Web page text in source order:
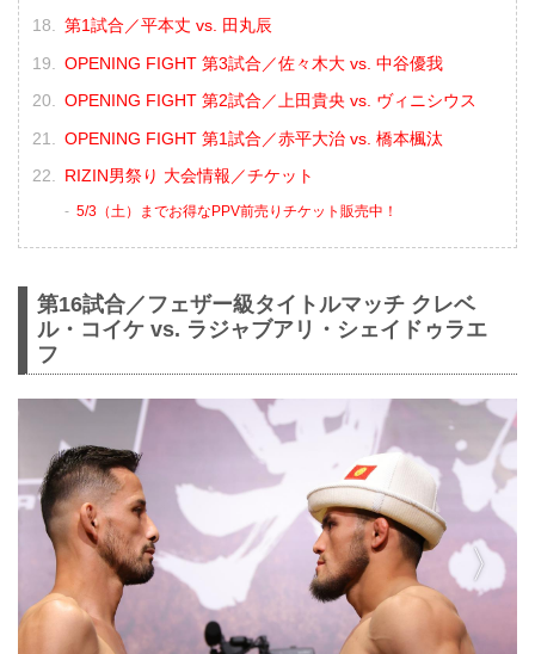
第1試合／平本丈 vs. 田丸辰
OPENING FIGHT 第3試合／佐々木大 vs. 中谷優我
OPENING FIGHT 第2試合／上田貴央 vs. ヴィニシウス
OPENING FIGHT 第1試合／赤平大治 vs. 橋本楓汰
RIZIN男祭り 大会情報／チケット
5/3（土）までお得なPPV前売りチケット販売中！
第16試合／フェザー級タイトルマッチ クレベ
ル・コイケ vs. ラジャブアリ・シェイドゥラエ
フ